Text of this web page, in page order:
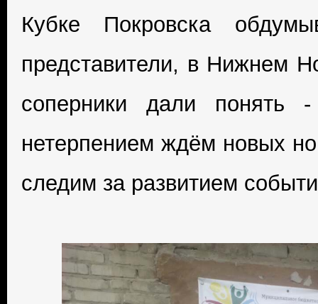
Кубке Покровска
представители, в Нижнем
соперники дали понять
нетерпением ждём новых
следим за развитием